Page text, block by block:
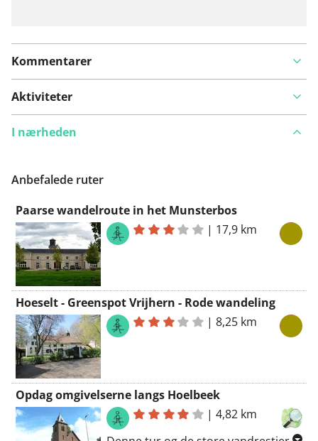
Kommentarer
Aktiviteter
I nærheden
Anbefalede ruter
Paarse wandelroute in het Munsterbos
| 17,9 km
Hoeselt - Greenspot Vrijhern - Rode wandeling
|8,25 km
Opdag omgivelserne langs Hoelbeek
|4,82 km